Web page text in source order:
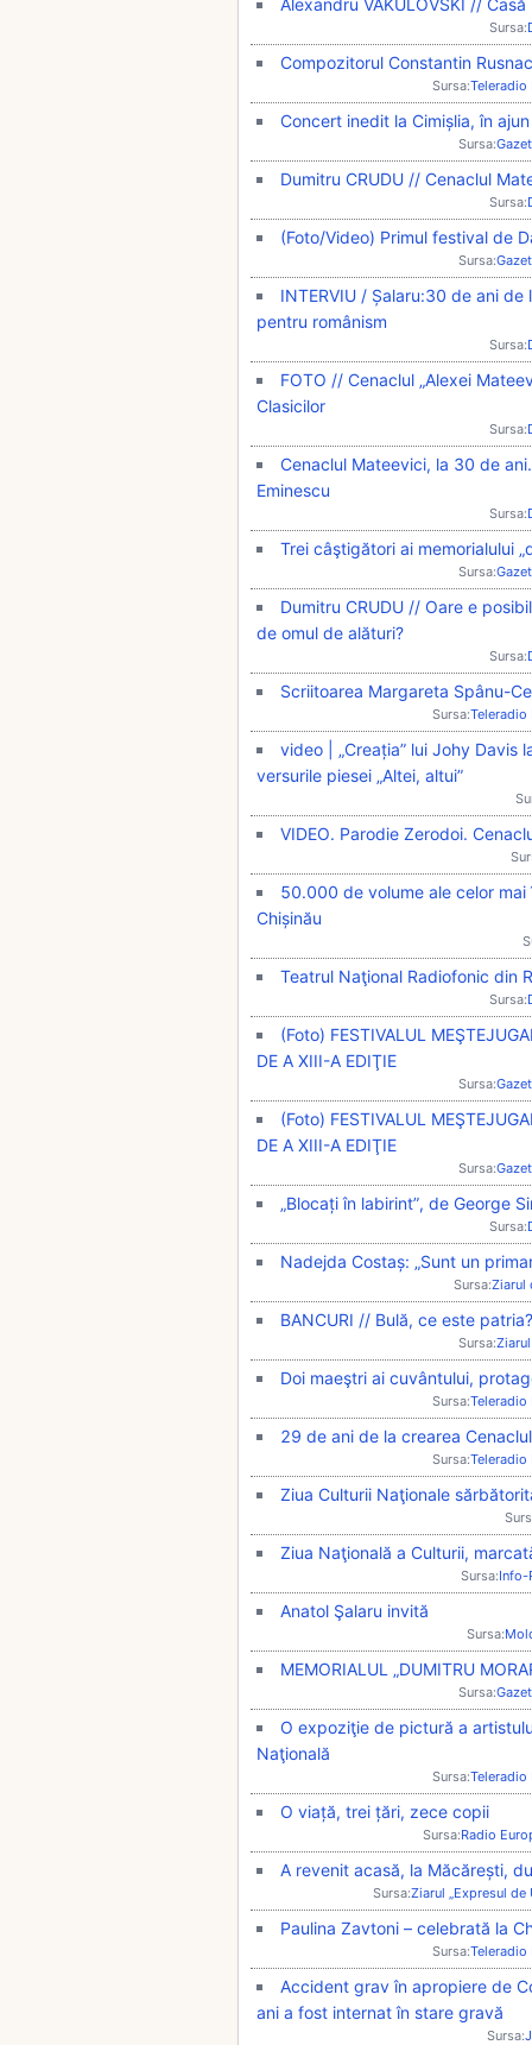
Sursa:
Compozitorul Constantin
Sursa:
Concert inedit la Cimișlia, în
Sursa:
Dumitru CRUDU // Cenaclul
Sursa:
(Foto/Video) Primul festival de
Sursa:
INTERVIU / Șalaru:30 de ani
pentru românism
Sursa:
FOTO // Cenaclul „Alexei
Clasicilor
Sursa:
Cenaclul Mateevici, la 30 de
Eminescu
Sursa:
Trei câştigători ai memorialului
Sursa:
Dumitru CRUDU // Oare e
de omul de alături?
Sursa:
Scriitoarea Margareta Spânu-
Sursa:
video | „Creația” lui Johy Davis
versurile piesei „Altei, altui”
VIDEO. Parodie Zerodoi.
50.000 de volume ale celor
Chișinău
Teatrul Naţional Radiofonic din
Sursa:
(Foto) FESTIVALUL
DE A XIII-A EDIŢIE
Sursa:
(Foto) FESTIVALUL
DE A XIII-A EDIŢIE
Sursa:
„Blocați în labirint”, de George
Sursa:
Nadejda Costaș: „Sunt un
Sursa:Ziarul
BANCURI // Bulă, ce este
Sursa:
Doi maeştri ai cuvântului,
Sursa:
29 de ani de la crearea
Sursa:
Ziua Culturii Naţionale
Ziua Naţională a Culturii,
Sursa:Info-
Anatol Şalaru invită
Sursa:
MEMORIALUL „DUMITRU
Sursa:
O expoziţie de pictură a
Naţională
Sursa:
O viață, trei țări, zece copii
Sursa:Radio
A revenit acasă, la Măcărești,
Sursa:Ziarul „Expresul de
Paulina Zavtoni – celebrată la
Sursa:
Accident grav în apropiere de
ani a fost internat în stare gravă
Sursa: